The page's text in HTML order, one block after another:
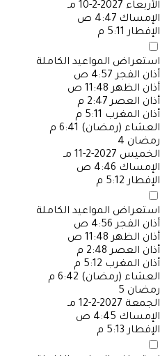
الأربعاء 2027-2-10 مـ
الإمساك 4:47 ص
الإفطار 5:11 م
استعراض المواعيد الكاملة
أذان الفجر 4:57 ص
أذان الظهر 11:48 ص
أذان العصر 2:47 م
أذان المغرب 5:11 م
العشاء (رمضان) 6:41 م
رمضان 4
الخميس 2027-2-11 مـ
الإمساك 4:46 ص
الإفطار 5:12 م
استعراض المواعيد الكاملة
أذان الفجر 4:56 ص
أذان الظهر 11:48 ص
أذان العصر 2:48 م
أذان المغرب 5:12 م
العشاء (رمضان) 6:42 م
رمضان 5
الجمعة 2027-2-12 مـ
الإمساك 4:45 ص
الإفطار 5:13 م